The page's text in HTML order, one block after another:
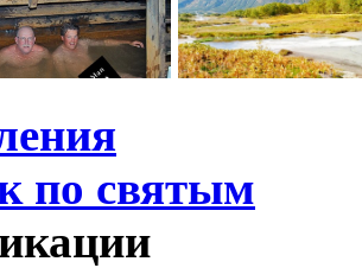
по святым